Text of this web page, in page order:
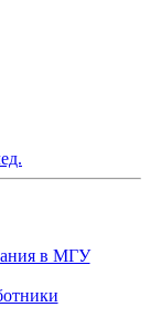
в МГУ